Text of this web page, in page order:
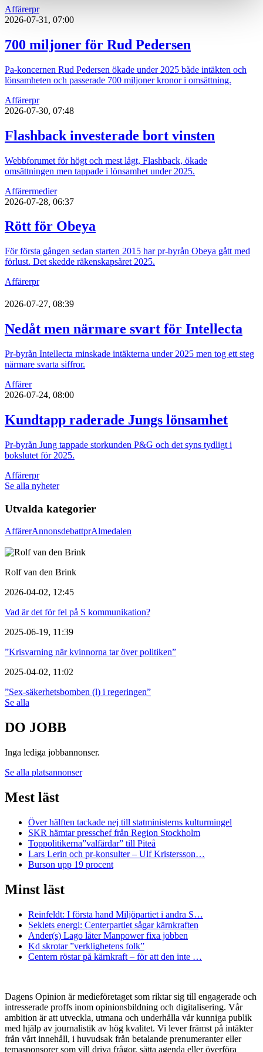
Affärerpr
2026-07-31, 07:00
700 miljoner för Rud Pedersen
Pa-koncernen Rud Pedersen ökade under 2025 både intäkten och
lönsamheten och passerade 700 miljoner kronor i omsättning.
Affärerpr
2026-07-30, 07:48
Flashback investerade bort vinsten
Webbforumet för högt och mest lågt, Flashback, ökade
omsättningen men tappade i lönsamhet under 2025.
Affärermedier
2026-07-28, 06:37
Rött för Obeya
För första gången sedan starten 2015 har pr-byrån Obeya gått med
förlust. Det skedde räkenskapsåret 2025.
Affärerpr
2026-07-27, 08:39
Nedåt men närmare svart för Intellecta
Pr-byrån Intellecta minskade intäkterna under 2025 men tog ett steg
närmare svarta siffror.
Affärer
2026-07-24, 08:00
Kundtapp raderade Jungs lönsamhet
Pr-byrån Jung tappade storkunden P&G och det syns tydligt i
bokslutet för 2025.
Affärerpr
Se alla nyheter
Utvalda kategorier
AffärerAnnonsdebattprAlmedalen
Rolf van den Brink
2026-04-02, 12:45
Vad är det för fel på S kommunikation?
2025-06-19, 11:39
”Krisvarning när kvinnorna tar över politiken”
2025-04-02, 11:02
”Sex-säkerhetsbomben (l) i regeringen”
Se alla
DO JOBB
Inga lediga jobbannonser.
Se alla platsannonser
Mest läst
Över hälften tackade nej till statministerns kulturmingel
SKR hämtar presschef från Region Stockholm
Toppolitikerna”valfärdar” till Piteå
Lars Lerin och pr-konsulter – Ulf Kristersson…
Burson upp 19 procent
Minst läst
Reinfeldt: I första hand Miljöpartiet i andra S…
Seklets energi: Centerpartiet sågar kärnkraften
Ander(s) Lago låter Manpower fixa jobben
Kd skrotar ”verklighetens folk”
Centern röstar på kärnkraft – för att den inte …
Dagens Opinion är medieföretaget som riktar sig till engagerade och
intresserade proffs inom opinionsbildning och digitalisering. Vår
ambition är att utveckla, utmana och underhålla vår kunniga publik
med hjälp av journalistik av hög kvalitet. Vi lever främst på intäkter
från vårt innehåll, i huvudsak från betalande prenumeranter eller
temasponsorer som vill driva frågor, sätta agenda eller överföra